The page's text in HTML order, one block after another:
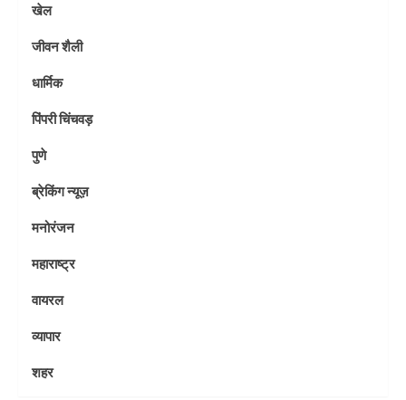
खेल
जीवन शैली
धार्मिक
पिंपरी चिंचवड़
पुणे
ब्रेकिंग न्यूज़
मनोरंजन
महाराष्ट्र
वायरल
व्यापार
शहर